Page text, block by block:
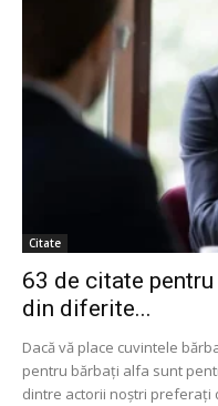
Citate
63 de citate
din diferite...
Dacă vă place cuvintele
pentru bărbați alfa sunt
dintre actorii noștri preferați